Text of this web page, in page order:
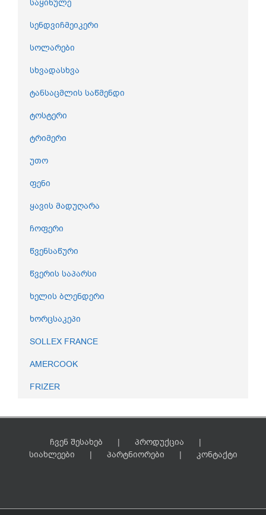
საყინულე
სენდვიჩმეიკერი
სოლარები
სხვადასხვა
ტანსაცმლის საწმენდი
ტოსტერი
ტრიმერი
უთო
ფენი
ყავის მადუღარა
ჩოფერი
წვენსაწური
წვერის საპარსი
ხელის ბლენდერი
ხორცსაკეპი
SOLLEX FRANCE
AMERCOOK
FRIZER
ჩვენ შესახებ
პროდუქცია
სიახლეები
პარტნიორები კონტაქტი